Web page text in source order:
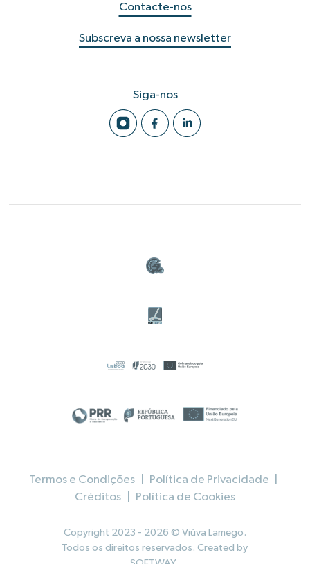
Contacte-nos
Subscreva a nossa newsletter
Siga-nos
Termos e Condições Política de Privacidade
Créditos
Política de Cookies
Copyright 2023 - 2026 © Viúva Lamego.
Todos os direitos reservados. Created by